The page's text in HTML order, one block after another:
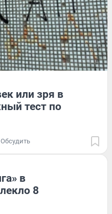
или зря в
тест по
Обсудить
в
8